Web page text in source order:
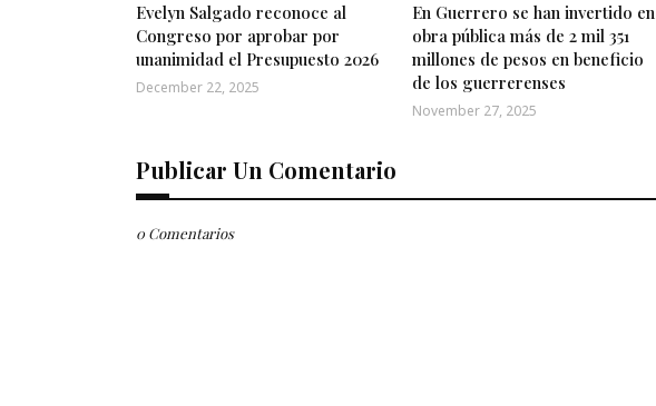
Evelyn Salgado reconoce al
Congreso por aprobar por
unanimidad el Presupuesto 2026
December 22, 2025
En Guerrero se han invertido en
obra pública más de 2 mil 351
millones de pesos en beneficio
de los guerrerenses
November 27, 2025
Publicar Un Comentario
0 Comentarios